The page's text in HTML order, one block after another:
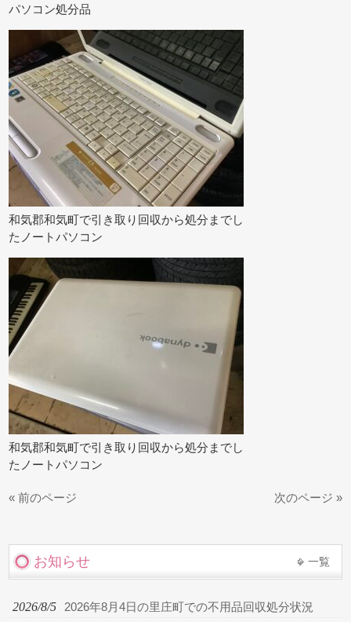
パソコン処分品
和気郡和気町で引き取り回収から処分までし
たノートパソコン
和気郡和気町で引き取り回収から処分までし
たノートパソコン
« 前のページ 次のページ »
お知らせ 一覧
2026/8/5 2026年8月4日の里庄町での不用品回収処分状況